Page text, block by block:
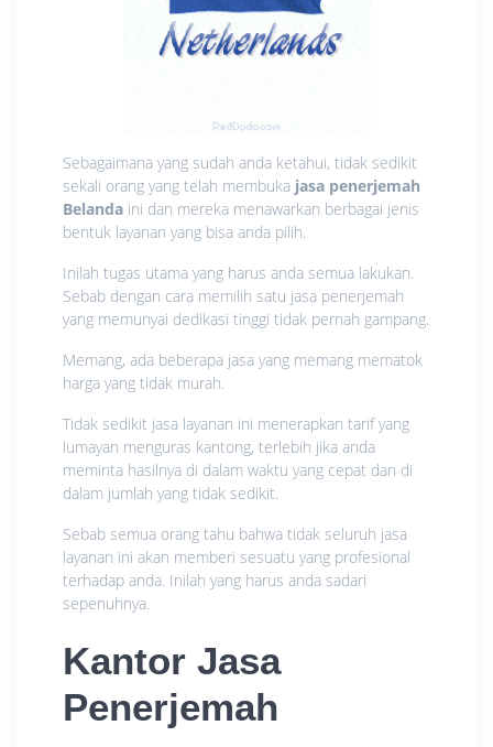
Sebagaimana yang sudah anda ketahui, tidak sedikit
sekali orang yang telah membuka jasa penerjemah
Belanda ini dan mereka menawarkan berbagai jenis
bentuk layanan yang bisa anda pilih.
Inilah tugas utama yang harus anda semua lakukan.
Sebab dengan cara memilih satu jasa penerjemah
yang memunyai dedikasi tinggi tidak pernah gampang.
Memang, ada beberapa jasa yang memang mematok
harga yang tidak murah.
Tidak sedikit jasa layanan ini menerapkan tarif yang
lumayan menguras kantong, terlebih jika anda
meminta hasilnya di dalam waktu yang cepat dan di
dalam jumlah yang tidak sedikit.
Sebab semua orang tahu bahwa tidak seluruh jasa
layanan ini akan memberi sesuatu yang profesional
terhadap anda. Inilah yang harus anda sadari
sepenuhnya.
Kantor Jasa
Penerjemah